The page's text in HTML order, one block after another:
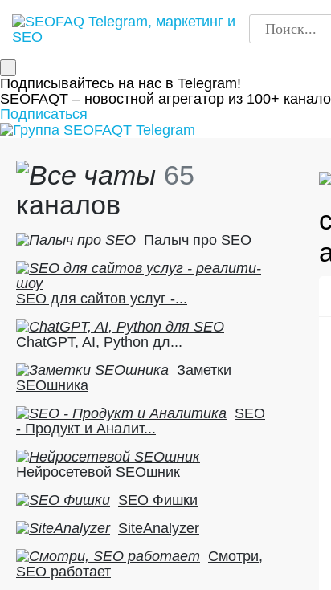
Подписывайтесь на нас в Telegram!
SEOFAQT – новостной агрегатор из 100+
Подписаться
65
каналов
Палыч про SEO
SEO для сайтов услуг -...
ChatGPT, AI, Python дл...
Заметки
SEOшника
SEO
- Продукт и Аналит...
Нейросетевой SEOшник
SEO Фишки
SiteAnalyzer
Смотри,
SEO работает